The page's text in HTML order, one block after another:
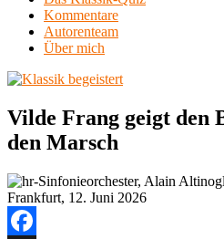
Kommentare
Autorenteam
Über mich
Vilde Frang geigt den
den Marsch